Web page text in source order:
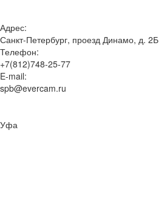
Адрес:
Санкт-Петербург, проезд Динамо, д. 2Б
Телефон:
+7(812)748-25-77
E-mail:
spb@evercam.ru
Уфа